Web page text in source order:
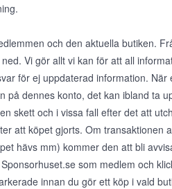
och den aktuella butiken.
Vi gör allt vi kan för att all
för ej uppdaterad information. När
på dennes konto, det kan ibland ta
skett och i vissa fall efter det att
att köpet gjorts. Om transaktionen
hävs mm) kommer den att bli
som medlem och
innan du gör ett köp i vald